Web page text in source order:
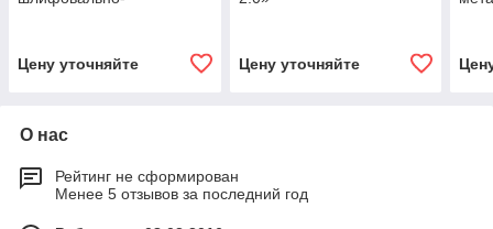
Цену уточняйте
Цену уточняйте
О нас
Рейтинг не сформирован
Менее 5 отзывов за последний год